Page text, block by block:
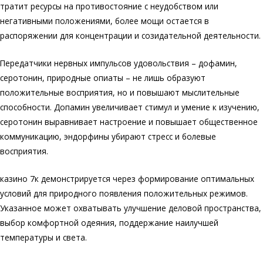
тратит ресурсы на противостояние с неудобством или
негативными положениями, более мощи остается в
распоряжении для концентрации и созидательной деятельности.
Передатчики нервных импульсов удовольствия – дофамин,
серотонин, природные опиаты – не лишь образуют
положительные восприятия, но и повышают мыслительные
способности. Допамин увеличивает стимул и умение к изучению,
серотонин выравнивает настроение и повышает общественное
коммуникацию, эндорфины убирают стресс и болевые
восприятия.
казино 7к демонстрируется через формирование оптимальных
условий для природного появления положительных режимов.
Указанное может охватывать улучшение деловой пространства,
выбор комфортной одеяния, поддержание наилучшей
температуры и света.